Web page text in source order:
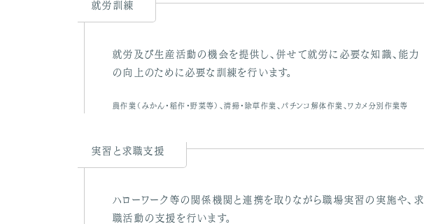
就労訓練
就労及び生産活動の機会を提供し、併せて就労に必要な知識、能力
の向上のために必要な訓練を行います。
農作業（みかん・稲作・野菜等）、清掃・除草作業、パチンコ解体作業、ワカメ分別作業等
実習と求職支援
ハローワーク等の関係機関と連携を取りながら職場実習の実施や、求
職活動の支援を行います。